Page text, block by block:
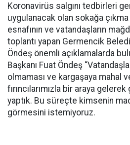
Koronavirüs salgını tedbirleri
uygulanacak olan sokağa çıkma
esnafının ve vatandaşların
toplantı yapan Germencik
Öndeş önemli açıklamalarda
Başkanı Fuat Öndeş
olmaması ve kargaşaya mahal
fırıncılarımızla bir araya
yaptık. Bu süreçte kimsenin
görmesini istemiyoruz.